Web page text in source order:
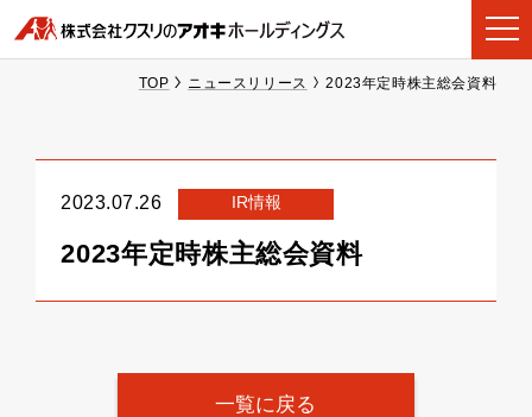
TOP ニュースリリース 2023年定時株主総会資料
2023.07.26 IR情報
2023年定時株主総会資料
一覧に戻る